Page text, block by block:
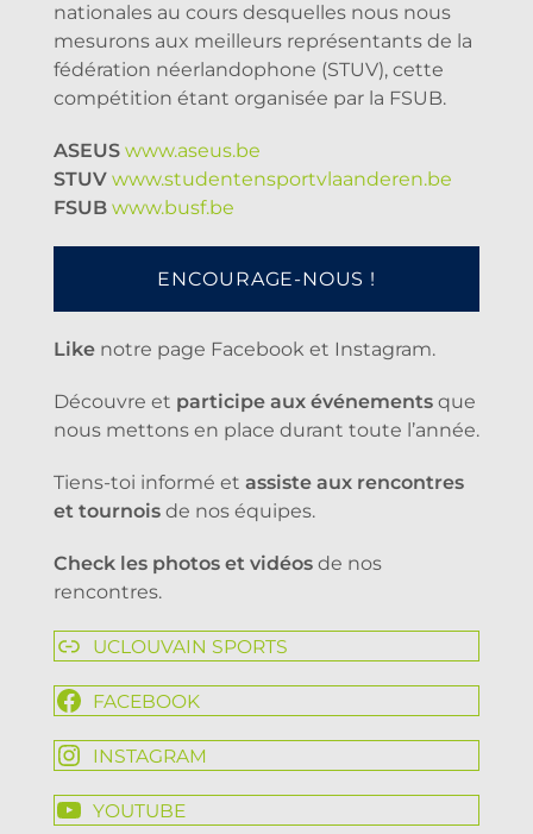
nationales au cours desquelles nous nous
mesurons aux meilleurs représentants de la
fédération néerlandophone (STUV), cette
compétition étant organisée par la FSUB.
ASEUS www.aseus.be
STUV www.studentensportvlaanderen.be
FSUB www.busf.be
ENCOURAGE-NOUS !
Like notre page Facebook et Instagram.
Découvre et participe aux événements que
nous mettons en place durant toute l’année.
Tiens-toi informé et assiste aux rencontres
et tournois de nos équipes.
Check les photos et vidéos de nos
rencontres.
UCLOUVAIN SPORTS
FACEBOOK
INSTAGRAM
YOUTUBE